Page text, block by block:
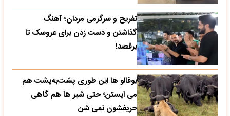
تفریح و سرگرمی مردان؛ آهنگ
گذاشتن و دست زدن برای عروسک تا
برقصد!
بوفالو ها این‌ طوری پشت‌به‌پشت هم
می‌ ایستن؛ حتی شیر ها هم گاهی
حریفشون نمی‌ شن